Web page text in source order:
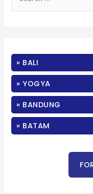
f
o
r
» BALI
» YOGYA
» BANDUNG
» BATAM